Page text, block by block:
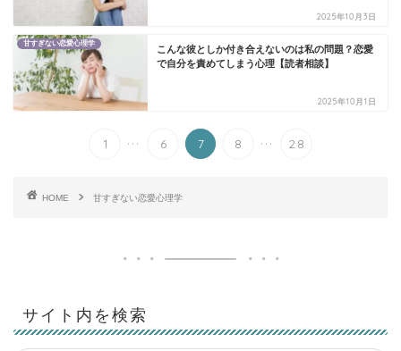
2025年10月3日
甘すぎない恋愛心理学
こんな彼としか付き合えないのは私の問題？恋愛
で自分を責めてしまう心理【読者相談】
2025年10月1日
1 ... 6 7 8 ... 28
HOME 甘すぎない恋愛心理学
サイト内を検索